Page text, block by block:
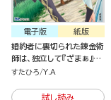
紙版
電子版
婚約者に裏切られた錬金術
師は、独立して『ざまぁ』し
ます
すたひろ Y.A
試し読み